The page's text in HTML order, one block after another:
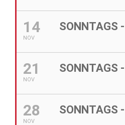
14
NOV
SONNTAGS
21
NOV
SONNTAGS
28
NOV
SONNTAGS